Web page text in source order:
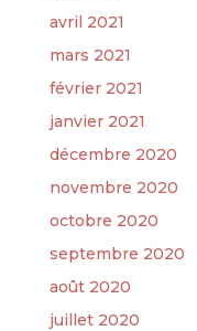
avril 2021
mars 2021
février 2021
janvier 2021
décembre 2020
novembre 2020
octobre 2020
septembre 2020
août 2020
juillet 2020